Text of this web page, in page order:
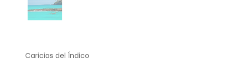
Caricias del Índico